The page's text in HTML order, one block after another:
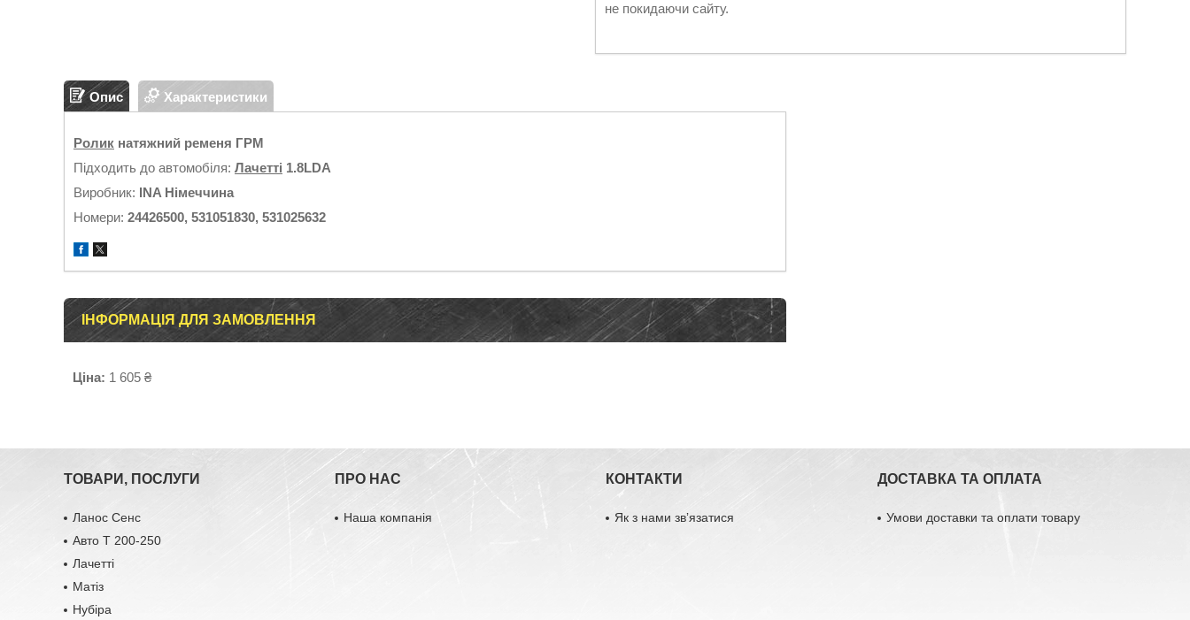
не покидаючи сайту.
Опис Характеристики
Ролик натяжний ременя ГРМ
Підходить до автомобіля: Лачетті 1.8LDA
Виробник: INA Німеччина
Номери: 24426500, 531051830, 531025632
ІНФОРМАЦІЯ ДЛЯ ЗАМОВЛЕННЯ
Ціна: 1 605 ₴
ТОВАРИ, ПОСЛУГИ
Ланос Сенс
Авто Т 200-250
Лачетті
Матіз
Нубіра
ПРО НАС
Наша компанія
КОНТАКТИ
Як з нами звʼязатися
ДОСТАВКА ТА ОПЛАТА
Умови доставки та оплати товару